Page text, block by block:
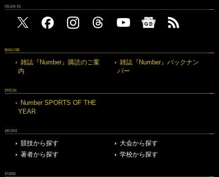
FOLLOW US
MAGAZINE
雑誌『Number』購読のご案
内
雑誌『Number』バックナン
バー
SPECIAL
Number SPORTS OF THE
YEAR
ARCHIVE
競技から探す
大会から探す
著者から探す
学校から探す
OTHERS